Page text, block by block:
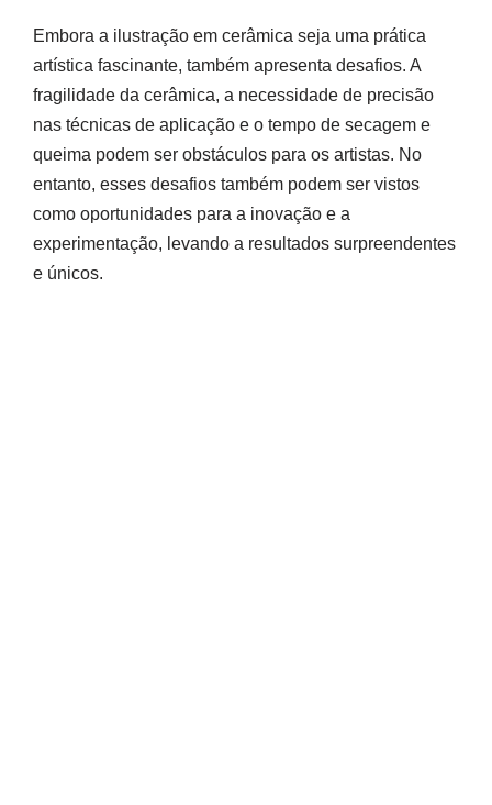
Embora a ilustração em cerâmica seja uma prática
artística fascinante, também apresenta desafios. A
fragilidade da cerâmica, a necessidade de precisão
nas técnicas de aplicação e o tempo de secagem e
queima podem ser obstáculos para os artistas. No
entanto, esses desafios também podem ser vistos
como oportunidades para a inovação e a
experimentação, levando a resultados surpreendentes
e únicos.